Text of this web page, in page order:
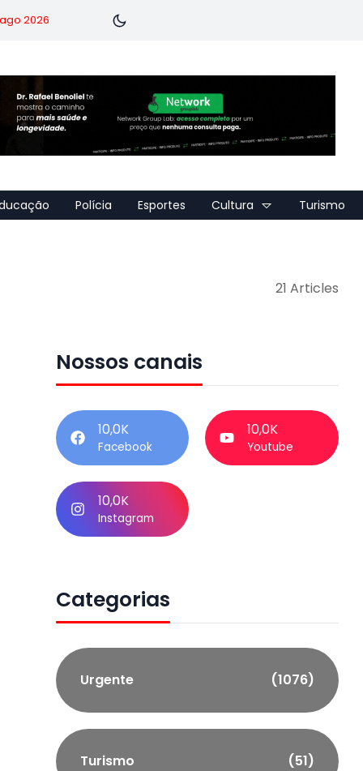
2026
Polícia Esportes Cultura Turismo
21 Articles
Nossos canais
10,0K
Facebook
10,0K
Youtube
10,0K
Instagram
Categorias
Urgente (1076)
Turismo (51)